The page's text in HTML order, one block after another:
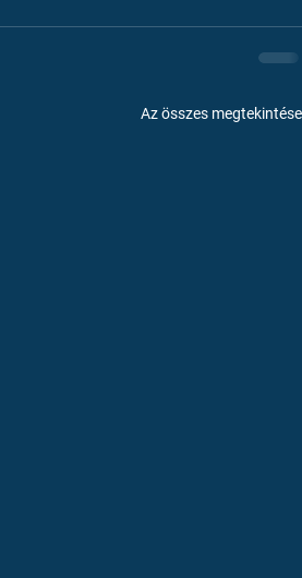
Az összes megtekintése